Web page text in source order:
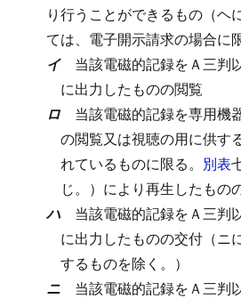
り行うことができるもの（ヘ
ては、電子開示請求の場合に
イ 当該電磁的記録をＡ三判
に出力したものの閲覧
ロ 当該電磁的記録を専用機
の閲覧又は視聴の用に供す
れているものに限る。 別表
じ。）により再生したもの
ハ 当該電磁的記録をＡ三判
に出力したものの交付（ニ
するものを除く。）
ニ 当該電磁的記録をＡ三判